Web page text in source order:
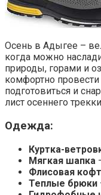
Осень в Адыгее –
когда можно
природы, горами и
комфортно
подготовиться и
лист осеннего
Одежда:
Куртка-
Мягкая шапка
Флисовая
Теплые брюки